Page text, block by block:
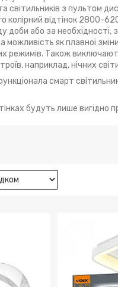
світильників з пультом
колірний відтінок 2800-
доби або за необхідності,
можливість як плавної
режимів. Також
наприклад, нічних
смарт
будуть лише